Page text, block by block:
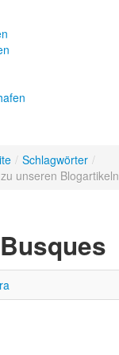
/ Schlagwörter /
unseren Blogartikeln